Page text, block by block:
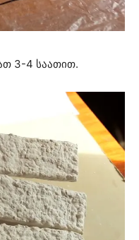
3-4 საათით.